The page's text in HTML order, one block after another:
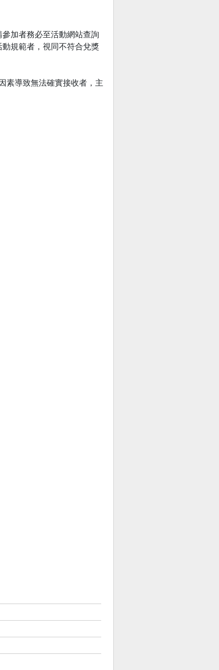
加者務必至活動網站查詢
規範者，視同不符合兌獎
素導致無法確實接收者，主